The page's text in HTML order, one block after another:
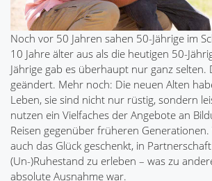
Noch vor 50 Jahren sahen 50-Jährige im
10 Jahre älter aus als die heutigen 50-
Jährige gab es überhaupt nur ganz selten.
geändert. Mehr noch: Die neuen Alten
Leben, sie sind nicht nur rüstig, sondern
nutzen ein Vielfaches der Angebote an
Reisen gegenüber früheren
auch das Glück geschenkt, in
(Un-)Ruhestand zu erleben – was zu
absolute Ausnahme war.